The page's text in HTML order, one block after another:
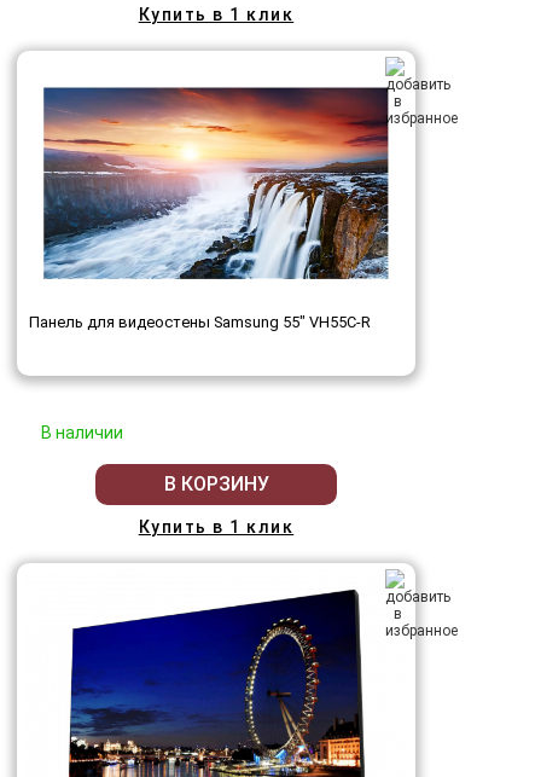
Купить в 1 клик
Панель для видеостены Samsung 55" VH55C-R
В наличии
В КОРЗИНУ
Купить в 1 клик